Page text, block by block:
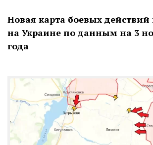
Новая карта боевых действий
на Украине по данным на 3
года